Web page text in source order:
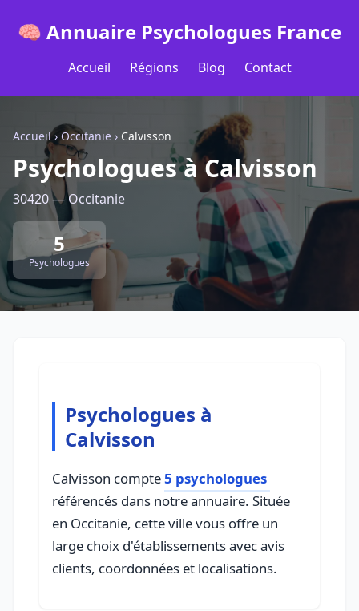
🧠 Annuaire Psychologues France
Accueil Régions Blog Contact
Accueil› Occitanie › Calvisson
Psychologues à Calvisson
30420 — Occitanie
5
Psychologues
Psychologues à
Calvisson
Calvisson compte5 psychologues
référencés dans notre annuaire. Située
en Occitanie, cette ville vous offre un
large choix d'établissements avec avis
clients, coordonnées et localisations.